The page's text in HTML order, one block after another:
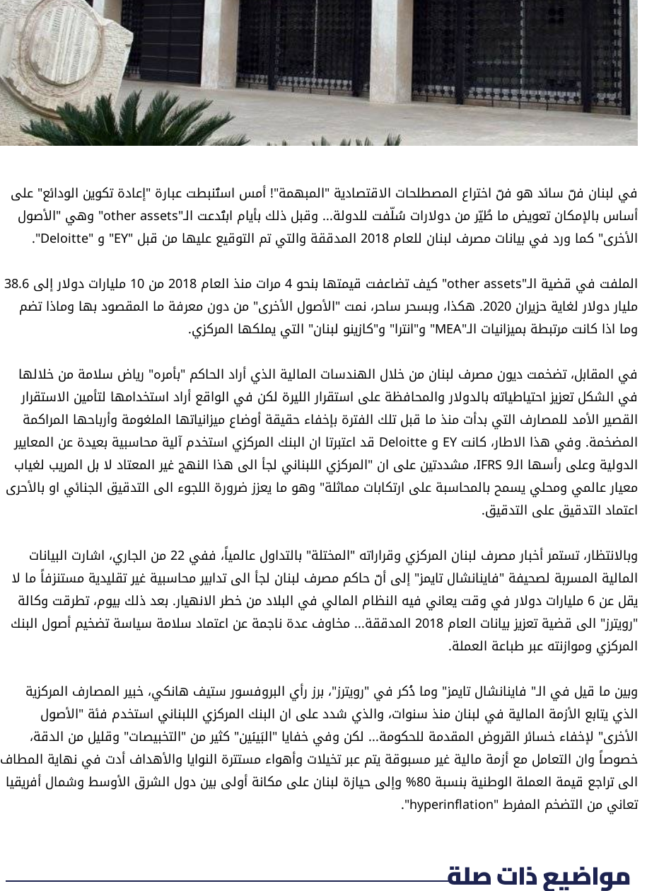
في لبنان فنّ سائد هو فنّ اختراع المصطلحات الاقتصادية "المبهمة"! أمس استُنبطت عبارة "إعادة تكوين الودائع" على
أساس بالإمكان تعويض ما طُيّر من دولارات سُلّفت للدولة... وقبل ذلك بأيام ابتُدعت الـ"other assets" وهي "الأصول
الأخرى" كما ورد في بيانات مصرف لبنان للعام 2018 المدققة والتي تم التوقيع عليها من قبل "EY" و "Deloitte".
الملفت في قضية الـ"other assets" كيف تضاعفت قيمتها بنحو 4 مرات منذ العام 2018 من 10 مليارات دولار إلى 38.6
مليار دولار لغاية حزيران 2020. هكذا، وبسحر ساحر، نمت "الأصول الأخرى" من دون معرفة ما المقصود بها وماذا تضم
وما اذا كانت مرتبطة بميزانيات الـ"MEA" و"انترا" و"كازينو لبنان" التي يملكها المركزي.
في المقابل، تضخمت ديون مصرف لبنان من خلال الهندسات المالية الذي أراد الحاكم "بأمره" رياض سلامة من خلالها
في الشكل تعزيز احتياطياته بالدولار والمحافظة على استقرار الليرة لكن في الواقع أراد استخدامها لتأمين الاستقرار
القصير الأمد للمصارف التي بدأت منذ ما قبل تلك الفترة بإخفاء حقيقة أوضاع ميزانياتها الملغومة وأرباحها المراكمة
المضخمة. وفي هذا الاطار، كانت EY و Deloitte قد اعتبرتا ان البنك المركزي استخدم آلية محاسبية بعيدة عن المعايير
الدولية وعلى رأسها الـ9 IFRS، مشددتين على ان "المركزي اللبناني لجأ الى هذا النهج غير المعتاد لا بل المريب لغياب
معيار عالمي ومحلي يسمح بالمحاسبة على ارتكابات مماثلة" وهو ما يعزز ضرورة اللجوء الى التدقيق الجنائي او بالأحرى
اعتماد التدقيق على التدقيق.
وبالانتظار، تستمر أخبار مصرف لبنان المركزي وقراراته "المختلة" بالتداول عالمياً، ففي 22 من الجاري، اشارت البيانات
المالية المسربة لصحيفة "فاينانشال تايمز" إلى أنّ حاكم مصرف لبنان لجأ الى تدابير محاسبية غير تقليدية مستنزفاً ما لا
يقل عن 6 مليارات دولار في وقت يعاني فيه النظام المالي في البلاد من خطر الانهيار. بعد ذلك بيوم، تطرقت وكالة
"رويترز" الى قضية تعزيز بيانات العام 2018 المدققة... مخاوف عدة ناجمة عن اعتماد سلامة سياسة تضخيم أصول البنك
المركزي وموازنته عبر طباعة العملة.
وبين ما قيل في الـ" فاينانشال تايمز" وما ذُكر في "رويترز"، برز رأي البروفسور ستيف هانكي، خبير المصارف المركزية
الذي يتابع الأزمة المالية في لبنان منذ سنوات، والذي شدد على ان البنك المركزي اللبناني استخدم فئة "الأصول
الأخرى" لإخفاء خسائر القروض المقدمة للحكومة... لكن وفي خفايا "البَينَين" كثير من "التخبيصات" وقليل من الدقة،
خصوصاً وان التعامل مع أزمة مالية غير مسبوقة يتم عبر تخيلات وأهواء مستترة النوايا والأهداف أدت في نهاية المطاف
الى تراجع قيمة العملة الوطنية بنسبة 80% وإلى حيازة لبنان على مكانة أولى بين دول الشرق الأوسط وشمال أفريقيا
تعاني من التضخم المفرط "hyperinflation".
مواضيع ذات صلة